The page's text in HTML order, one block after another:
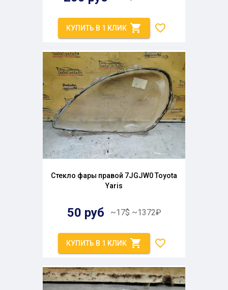
КУПИТЬ В 1 КЛИК
Стекло фары правой 7JGJW0 Toyota
Yaris
50 руб ~17$ ~1372₽
КУПИТЬ В 1 КЛИК